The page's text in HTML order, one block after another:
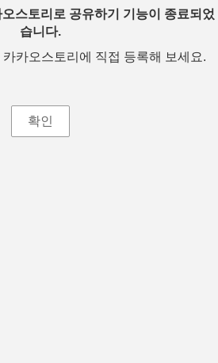
스토리로 공유하기 기능이 종료되었
습니다.
카오스토리에 직접 등록해 보세요.
확인